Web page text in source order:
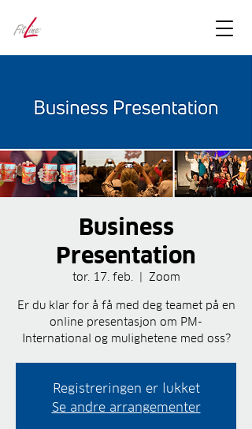
Business
Presentation
tor. 17. feb.
  |
Zoom
Er du klar for å få med deg teamet på en
online presentasjon om PM-
International og mulighetene med oss?
Registreringen er lukket
Se andre arrangementer